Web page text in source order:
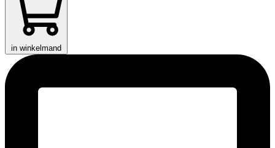
in winkelmand